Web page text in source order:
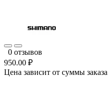
0 отзывов
950.00 ₽
Цена зависит от суммы заказа